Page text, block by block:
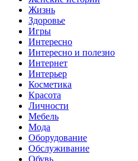
Жизнь
Здоровье
Игры
Интересно
Интересно и полезно
Интернет
Интерьер
Косметика
Красота
Личности
Мебель
Мода
Оборудование
Обслуживание
Обувь